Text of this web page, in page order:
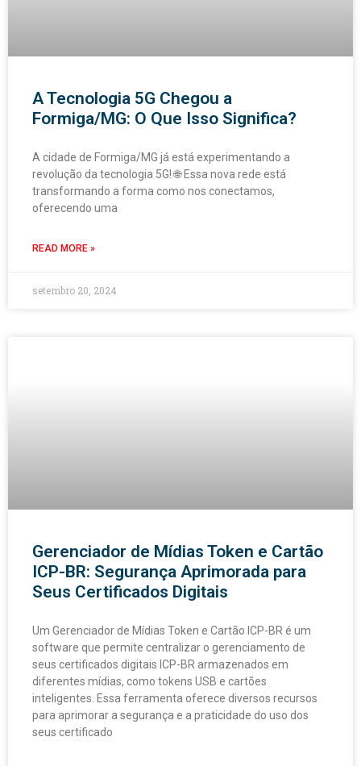
A Tecnologia 5G Chegou a
Formiga/MG: O Que Isso Significa?
A cidade de Formiga/MG já está experimentando a
revolução da tecnologia 5G! 🌐 Essa nova rede está
transformando a forma como nos conectamos,
oferecendo uma
READ MORE »
setembro 20, 2024
Gerenciador de Mídias Token e Cartão
ICP-BR: Segurança Aprimorada para
Seus Certificados Digitais
Um Gerenciador de Mídias Token e Cartão ICP-BR é um
software que permite centralizar o gerenciamento de
seus certificados digitais ICP-BR armazenados em
diferentes mídias, como tokens USB e cartões
inteligentes. Essa ferramenta oferece diversos recursos
para aprimorar a segurança e a praticidade do uso dos
seus certificado